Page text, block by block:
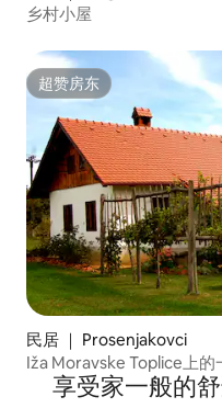
乡村小屋
超赞房东
超赞房东
民居 ｜ Prosenjakovci
Iža Moravske Toplice上的
享受家一般的